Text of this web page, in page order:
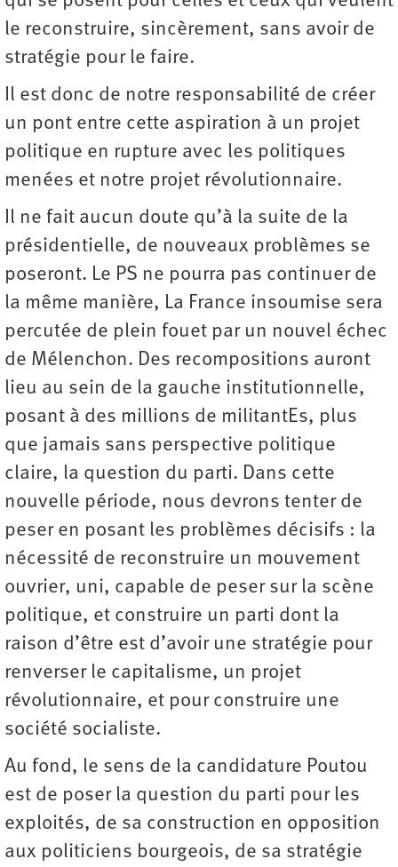
le reconstruire, sincèrement, sans avoir de
stratégie pour le faire.
Il est donc de notre responsabilité de créer
un pont entre cette aspiration à un projet
politique en rupture avec les politiques
menées et notre projet révolutionnaire.
Il ne fait aucun doute qu’à la suite de la
présidentielle, de nouveaux problèmes se
poseront. Le PS ne pourra pas continuer de
la même manière, La France insoumise sera
percutée de plein fouet par un nouvel échec
de Mélenchon. Des recompositions auront
lieu au sein de la gauche institutionnelle,
posant à des millions de militantEs, plus
que jamais sans perspective politique
claire, la question du parti. Dans cette
nouvelle période, nous devrons tenter de
peser en posant les problèmes décisifs : la
nécessité de reconstruire un mouvement
ouvrier, uni, capable de peser sur la scène
politique, et construire un parti dont la
raison d’être est d’avoir une stratégie pour
renverser le capitalisme, un projet
révolutionnaire, et pour construire une
société socialiste.
Au fond, le sens de la candidature Poutou
est de poser la question du parti pour les
exploités, de sa construction en opposition
aux politiciens bourgeois, de sa stratégie